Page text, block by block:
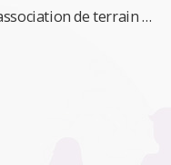
de terrain …